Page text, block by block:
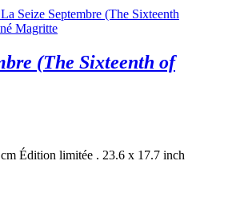
(The Sixteenth of
Édition limitée . 23.6 x 17.7 inch